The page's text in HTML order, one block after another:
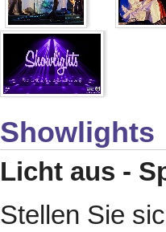
Showlights
Licht aus -
Stellen Sie